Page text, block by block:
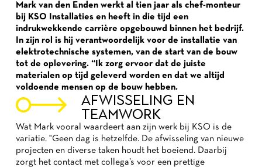
Mark van den Enden werkt al tien jaar als chef-monteur
bij KSO Installaties en heeft in die tijd een
indrukwekkende carrière opgebouwd binnen het bedrijf.
In zijn rol is hij verantwoordelijk voor de installatie van
elektrotechnische systemen, van de start van de bouw
tot de oplevering. “Ik zorg ervoor dat de juiste
materialen op tijd geleverd worden en dat we altijd
voldoende mensen op de bouw hebben.
AFWISSELING EN
TEAMWORK
Wat Mark vooral waardeert aan zijn werk bij KSO is de
variatie. "Geen dag is hetzelfde. De afwisseling van nieuwe
projecten en diverse taken houdt het boeiend. Daarbij
zorgt het contact met collega’s voor een prettige